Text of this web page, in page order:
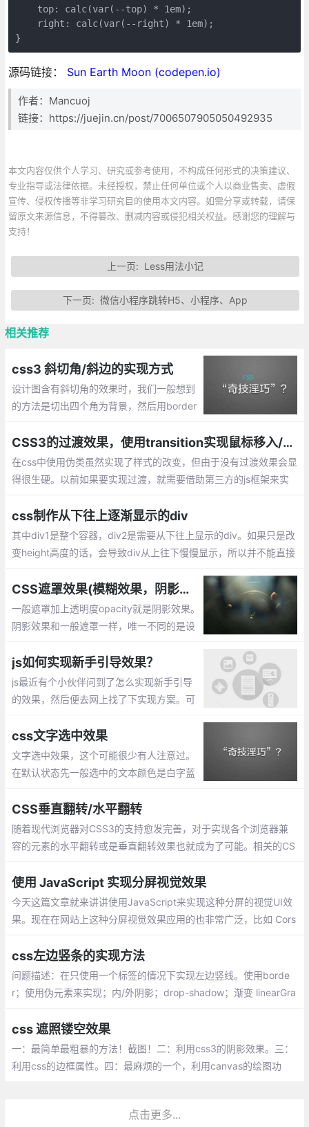
    top: calc(var(--top) * 1em);
    right: calc(var(--right) * 1em);
}
源码链接： Sun Earth Moon (codepen.io)
作者：Mancuoj
链接：https://juejin.cn/post/7006507905050492935
本文内容仅供个人学习、研究或参考使用，不构成任何形式的决策建议、
专业指导或法律依据。未经授权，禁止任何单位或个人以商业售卖、虚假
宣传、侵权传播等非学习研究目的使用本文内容。如需分享或转载，请保
留原文来源信息，不得篡改、删减内容或侵犯相关权益。感谢您的理解与
支持！
上一页: Less用法小记
下一页: 微信小程序跳转H5、小程序、App
相关推荐
css3 斜切角/斜边的实现方式
设计图含有斜切角的效果时，我们一般想到
的方法是切出四个角为背景，然后用border
接使用css呢？下面就整理css做斜边的效
果。
CSS3的过渡效果，使用transition实现鼠标移入/移出效果
在css中使用伪类虽然实现了样式的改变，但由于没有过渡效果会显
得很生硬。以前如果要实现过渡，就需要借助第三方的js框架来实
组样式平滑的切换到另一组样式。
css制作从下往上逐渐显示的div
其中div1是整个容器，div2是需要从下往上显示的div。如果只是改
变height高度的话，会导致div从上往下慢慢显示，所以并不能直接
v2达成想要的效果。
CSS遮罩效果(模糊效果，阴影效果，毛玻璃效果)
一般遮罩加上透明度opacity就是阴影效果。
阴影效果和一般遮罩一样，唯一不同的是设
sla()也是可以的。模糊效果(毛玻璃效果) 通
过 filter来实现
js如何实现新手引导效果？
js最近有个小伙伴问到了怎么实现新手引导
的效果，然后便去网上找了下实现方案。可
css文字选中效果
文字选中效果，这个可能很少有人注意过。
在默认状态先一般选中的文本颜色是白字蓝
ion定义元素上的伪选择器，以便在选定元素
时设置其中文本的样式。
CSS垂直翻转/水平翻转
随着现代浏览器对CSS3的支持愈发完善，对于实现各个浏览器兼
容的元素的水平翻转或是垂直翻转效果也就成为了可能。相关的CS
使用 JavaScript 实现分屏视觉效果
今天这篇文章就来讲讲使用JavaScript来实现这种分屏的视觉UI效
果。现在在网站上这种分屏视觉效果应用的也非常广泛，比如 Cors
css左边竖条的实现方法
问题描述：在只使用一个标签的情况下实现左边竖线。使用borde
r；使用伪元素来实现；内/外阴影；drop-shadow；渐变 linearGra
css 遮照镂空效果
一：最简单最粗暴的方法！截图！二：利用css3的阴影效果。三：
利用css的边框属性。四：最麻烦的一个，利用canvas的绘图功
点击更多...